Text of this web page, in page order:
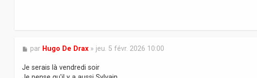
M
s
s
par Hugo De Drax» jeu. 5 févr. 2026 10:00
Je serais là vendredi soir